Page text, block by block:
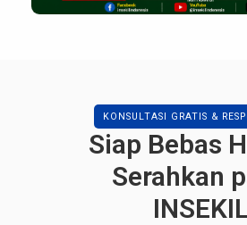
KONSULTASI GRATIS &
Siap Bebas
Serahkan